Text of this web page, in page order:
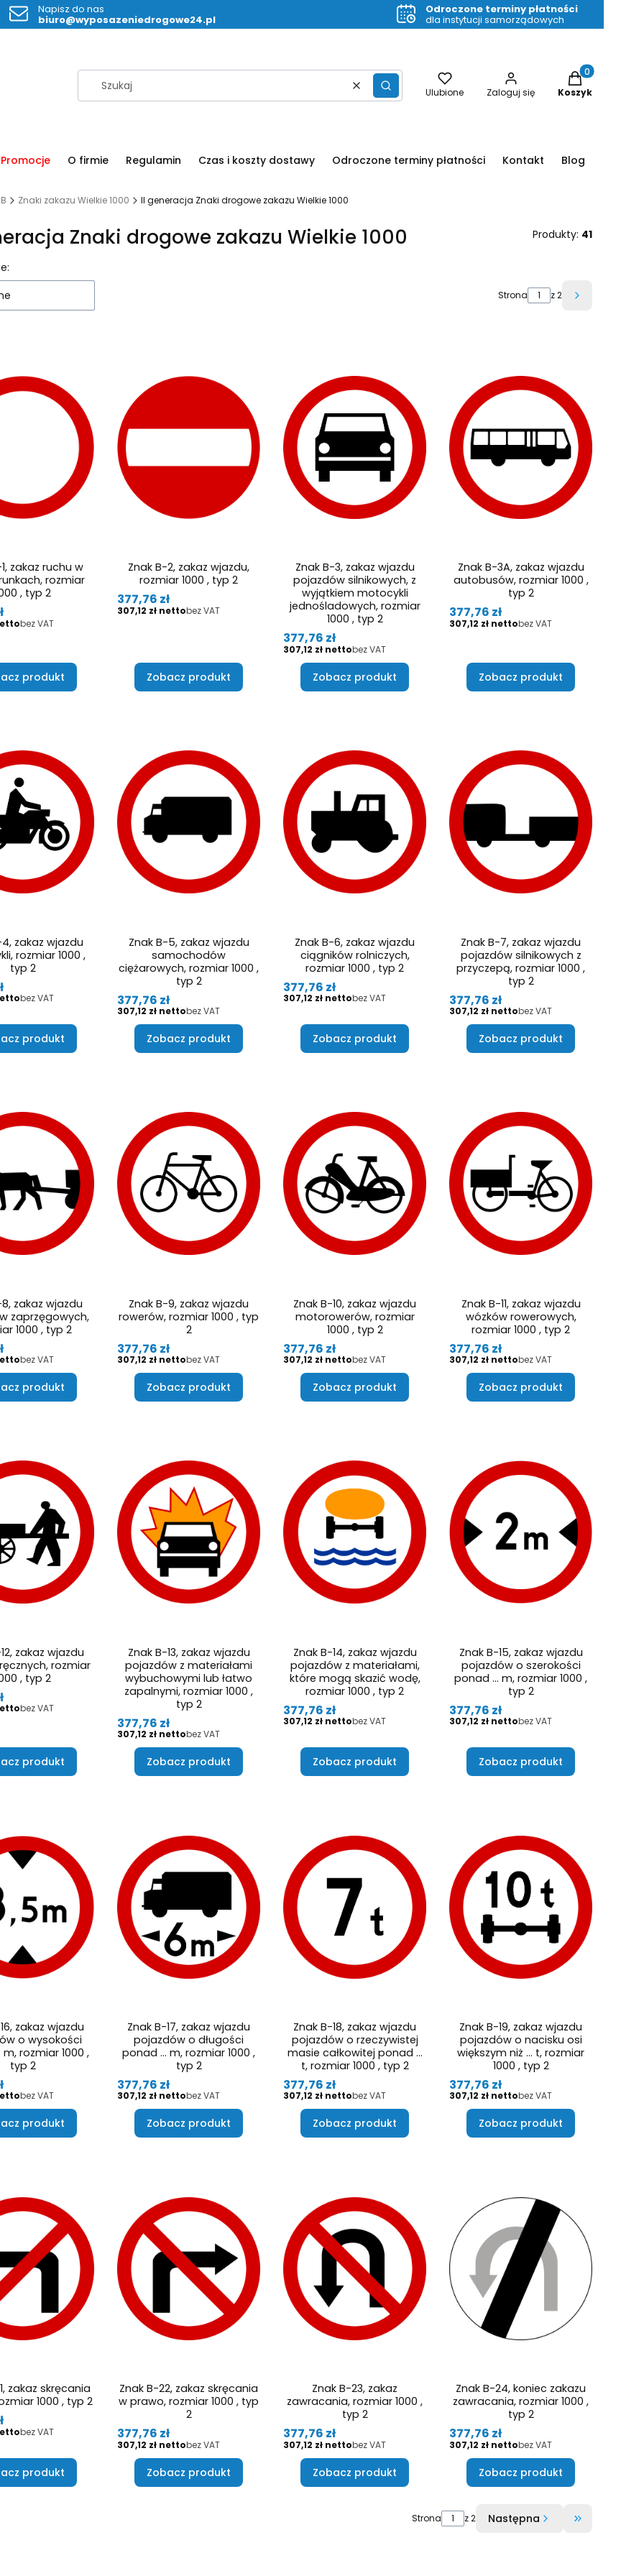
Napisz do nas
biuro@wyposazeniedrogowe24.pl
Odroczone terminy płatności
dla instytucji samorządowych
Wyczyść
Szukaj Ulubione Zaloguj się
Produkty w
Koszyk
Promocje O firmie Regulamin Czas i koszty dostawy Odroczone terminy płatności Kontakt Blog
Znaki zakazu Wielkie 1000 II generacja Znaki drogowe zakazu Wielkie 1000
Znaki drogowe zakazu Wielkie 1000 Produkty: 41
Strona z 2 Następne
zakaz ruchu w
rozmiar
, typ 2
bez VAT
produkt
Znak B-2, zakaz wjazdu,
rozmiar 1000 , typ 2
Cena
377,76 zł
Cena
307,12 zł bez VAT
Zobacz produkt
Znak B-3, zakaz wjazdu
pojazdów silnikowych, z
wyjątkiem motocykli
jednośladowych, rozmiar
1000 , typ 2
Cena
377,76 zł
Cena
307,12 zł bez VAT
Zobacz produkt
Znak B-3A, zakaz wjazdu
autobusów, rozmiar 1000 ,
typ 2
Cena
377,76 zł
Cena
307,12 zł bez VAT
Zobacz produkt
zakaz wjazdu
rozmiar 1000 ,
typ 2
bez VAT
produkt
Znak B-5, zakaz wjazdu
samochodów
ciężarowych, rozmiar 1000 ,
typ 2
Cena
377,76 zł
Cena
307,12 zł bez VAT
Zobacz produkt
Znak B-6, zakaz wjazdu
ciągników rolniczych,
rozmiar 1000 , typ 2
Cena
377,76 zł
Cena
307,12 zł bez VAT
Zobacz produkt
Znak B-7, zakaz wjazdu
pojazdów silnikowych z
przyczepą, rozmiar 1000 ,
typ 2
Cena
377,76 zł
Cena
307,12 zł bez VAT
Zobacz produkt
zakaz wjazdu
zaprzęgowych,
1000 , typ 2
bez VAT
produkt
Znak B-9, zakaz wjazdu
rowerów, rozmiar 1000 , typ
2
Cena
377,76 zł
Cena
307,12 zł bez VAT
Zobacz produkt
Znak B-10, zakaz wjazdu
motorowerów, rozmiar
1000 , typ 2
Cena
377,76 zł
Cena
307,12 zł bez VAT
Zobacz produkt
Znak B-11, zakaz wjazdu
wózków rowerowych,
rozmiar 1000 , typ 2
Cena
377,76 zł
Cena
307,12 zł bez VAT
Zobacz produkt
zakaz wjazdu
rozmiar
, typ 2
bez VAT
produkt
Znak B-13, zakaz wjazdu
pojazdów z materiałami
wybuchowymi lub łatwo
zapalnymi, rozmiar 1000 ,
typ 2
Cena
377,76 zł
Cena
307,12 zł bez VAT
Zobacz produkt
Znak B-14, zakaz wjazdu
pojazdów z materiałami,
które mogą skazić wodę,
rozmiar 1000 , typ 2
Cena
377,76 zł
Cena
307,12 zł bez VAT
Zobacz produkt
Znak B-15, zakaz wjazdu
pojazdów o szerokości
ponad … m, rozmiar 1000 ,
typ 2
Cena
377,76 zł
Cena
307,12 zł bez VAT
Zobacz produkt
zakaz wjazdu
o wysokości
rozmiar 1000 ,
typ 2
bez VAT
produkt
Znak B-17, zakaz wjazdu
pojazdów o długości
ponad … m, rozmiar 1000 ,
typ 2
Cena
377,76 zł
Cena
307,12 zł bez VAT
Zobacz produkt
Znak B-18, zakaz wjazdu
pojazdów o rzeczywistej
masie całkowitej ponad …
t, rozmiar 1000 , typ 2
Cena
377,76 zł
Cena
307,12 zł bez VAT
Zobacz produkt
Znak B-19, zakaz wjazdu
pojazdów o nacisku osi
większym niż … t, rozmiar
1000 , typ 2
Cena
377,76 zł
Cena
307,12 zł bez VAT
Zobacz produkt
zakaz skręcania
1000 , typ 2
bez VAT
produkt
Znak B-22, zakaz skręcania
w prawo, rozmiar 1000 , typ
2
Cena
377,76 zł
Cena
307,12 zł bez VAT
Zobacz produkt
Znak B-23, zakaz
zawracania, rozmiar 1000 ,
typ 2
Cena
377,76 zł
Cena
307,12 zł bez VAT
Zobacz produkt
Znak B-24, koniec zakazu
zawracania, rozmiar 1000 ,
typ 2
Cena
377,76 zł
Cena
307,12 zł bez VAT
Zobacz produkt
Strona z 2 Następna Przejdź do